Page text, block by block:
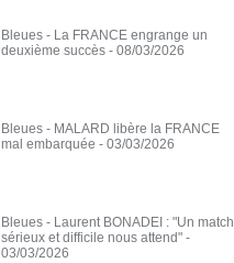
Bleues - La FRANCE engrange un
deuxième succès - 08/03/2026
Bleues - MALARD libère la FRANCE
mal embarquée - 03/03/2026
Bleues - Laurent BONADEI : "Un match
sérieux et difficile nous attend" -
03/03/2026